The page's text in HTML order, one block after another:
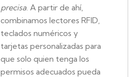
precisa. A partir de ahí,
combinamos lectores RFID,
teclados numéricos y
tarjetas personalizadas para
que solo quien tenga los
permisos adecuados pueda